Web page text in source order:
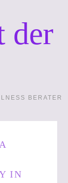
der
BERATER
IN